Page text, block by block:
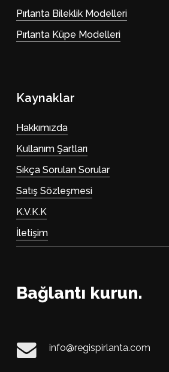
Pırlanta Bileklik Modelleri
Pırlanta Küpe Modelleri
Kaynaklar
Hakkımızda
Kullanım Şartları
Sıkça Sorulan Sorular
Satış Sözleşmesi
K.V.K.K
İletişim
Bağlantı kurun.
info@regispirlanta.com